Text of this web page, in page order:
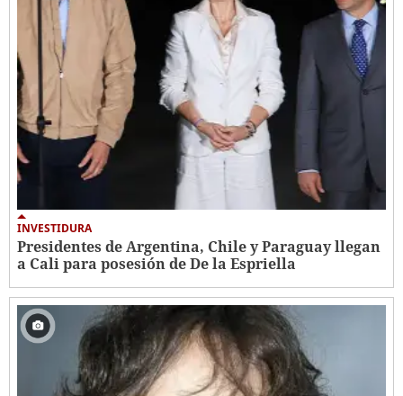
INVESTIDURA
Presidentes de Argentina, Chile y Paraguay llegan
a Cali para posesión de De la Espriella